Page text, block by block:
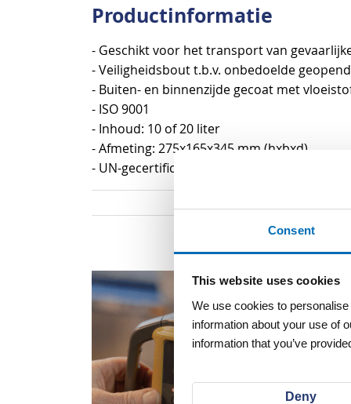
Consent
This website uses cookies
We use cookies to
information about your use of
information that you’ve
Deny
het
van
de
afbeeldingen-
gallerij
Productinformatie
- Geschikt voor het transport van
- Veiligheidsbout t.b.v. onbedoelde
- Buiten- en binnenzijde gecoat met
- ISO 9001
- Inhoud: 10 of 20 liter
- Afmeting: 275x165x345 mm (hxbxd)
- UN-gecertificeerd